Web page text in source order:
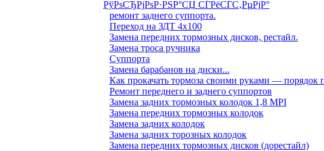
РўРѕСЂРјРѕР·РЅР°СЏ СЃРёСЃС‚РµРјР°
ремонт заднего суппорта.
Переход на ЗДТ 4х100
Замена передних тормозных дисков, рестайл.
Замена троса ручника
Суппорта
Замена барабанов на диски...
Как прокачать тормоза своими руками — порядок
Ремонт переднего и заднего суппортов
Замена задних тормозных колодок 1,8 MPI
Замена передних тормозных колодок
Замена задних колодок
Замена задних торозных колодок
Замена передних тормозных дисков (дорестайл)